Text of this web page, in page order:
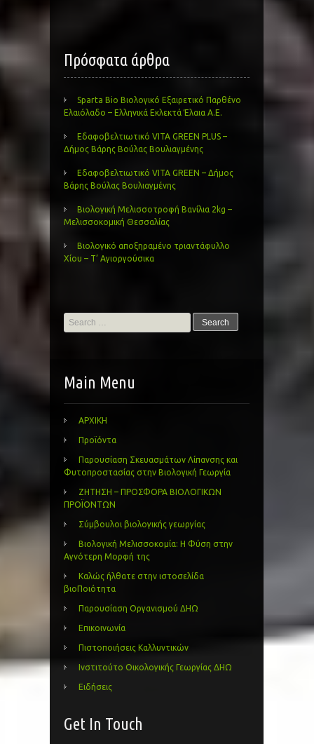
Πρόσφατα άρθρα
Sparta Bio Βιολογικό Εξαιρετικό Παρθένο
Ελαιόλαδο – Ελληνικά Εκλεκτά Έλαια Α.Ε.
Εδαφοβελτιωτικό VITA GREEN PLUS –
Δήμος Βάρης Βούλας Βουλιαγμένης
Εδαφοβελτιωτικό VITA GREEN – Δήμος
Βάρης Βούλας Βουλιαγμένης
Βιολογική Μελισσοτροφή Βανίλια 2kg –
Μελισσοκομική Θεσσαλίας
Βιολογικό αποξηραμένο τριαντάφυλλο
Χίου – Τ’ Αγιοργούσικα
Search
for:
Main Menu
ΑΡΧΙΚΗ
Προϊόντα
Παρουσίαση Σκευασμάτων Λίπανσης και
Φυτοπροστασίας στην Βιολογική Γεωργία
ΖΗΤΗΣΗ – ΠΡΟΣΦΟΡΑ ΒΙΟΛΟΓΙΚΩΝ
ΠΡΟΪΟΝΤΩΝ
Σύμβουλοι βιολογικής γεωργίας
Βιολογική Μελισσοκομία: Η Φύση στην
Αγνότερη Μορφή της
Καλώς ήλθατε στην ιστοσελίδα
βιοΠοιότητα
Παρουσίαση Οργανισμού ΔΗΩ
Επικοινωνία
Πιστοποιήσεις Καλλυντικών
Ινστιτούτο Οικολογικής Γεωργίας ΔΗΩ
Ειδήσεις
Get In Touch